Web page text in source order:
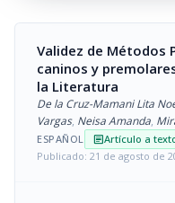
Validez de Métodos
caninos y
la Literatura
De la Cruz-Mamani Lita
Vargas, Neisa Amanda,
ESPAÑOL articleArtículo a
Publicado: 21 de agosto de